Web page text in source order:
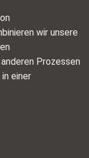
wir unsere
Prozessen
einer